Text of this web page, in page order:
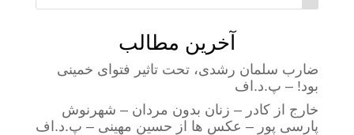
آخرین مطالب
ضارب سلمان رشدی، تحت تاثیر فتوای خمینی
بود! – پ.د.اف
خارج از کادر – زنان بدون مردان – شهرنوش
پارسی پور – عکس ها از حسین مهینی – پ.د.اف